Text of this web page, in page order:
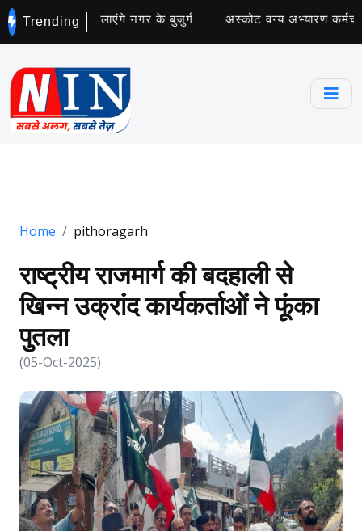
Trending
अभियान चलाएंगे नगर के बुजुर्ग अस्कोट वन्य अभ्यारण
Home pithoragarh
राष्ट्रीय राजमार्ग की बदहाली से
खिन्न उक्रांद कार्यकर्ताओं ने फूंका
पुतला
(05-Oct-2025)